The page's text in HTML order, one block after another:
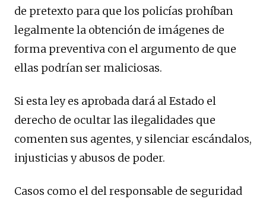
de pretexto para que los policías prohíban
legalmente la obtención de imágenes de
forma preventiva con el argumento de que
ellas podrían ser maliciosas.
Si esta ley es aprobada dará al Estado el
derecho de ocultar las ilegalidades que
comenten sus agentes, y silenciar escándalos,
injusticias y abusos de poder.
Casos como el del responsable de seguridad